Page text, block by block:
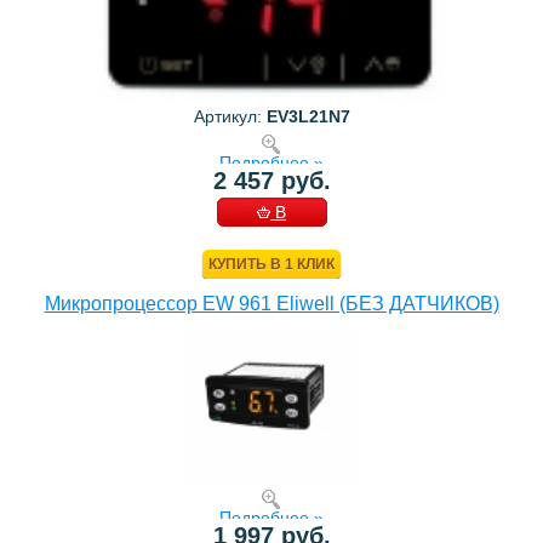
Артикул: EV3L21N7
Подробнее »
2 457 руб.
В
КУПИТЬ В 1 КЛИК
Микропроцессор EW 961 Eliwell (БЕЗ ДАТЧИКОВ)
Подробнее »
1 997 руб.